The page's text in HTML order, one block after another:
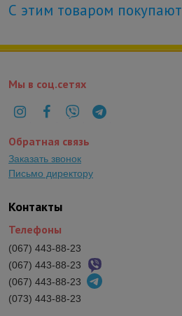
С этим товаром покупают
Контакты
Телефоны
(067) 443-88-23
(067) 443-88-23
(067) 443-88-23
(073) 443-88-23
Мы в соц.сетях
Обратная связь
Заказать звонок
Письмо директору